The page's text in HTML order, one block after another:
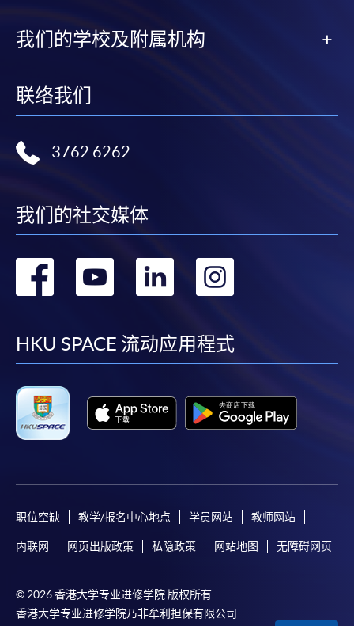
我们的学校及附属机构
联络我们
3762 6262
我们的社交媒体
转
facebook
转
youtube
转
linkedin
转
HKU SPACE 流动应用程式
职位空缺 教学/报名中心地点 学员网站 教师网站
内联网 网页出版政策 私隐政策 网站地图 无障碍网页
© 2026 香港大学专业进修学院 版权所有
香港大学专业进修学院乃非牟利担保有限公司